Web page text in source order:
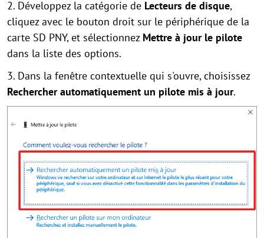
2. Développez la catégorie de Lecteurs de disque,
cliquez avec le bouton droit sur le périphérique de la
carte SD PNY, et sélectionnez Mettre à jour le pilote
dans la liste des options.
3. Dans la fenêtre contextuelle qui s'ouvre, choisissez
Rechercher automatiquement un pilote mis à jour.